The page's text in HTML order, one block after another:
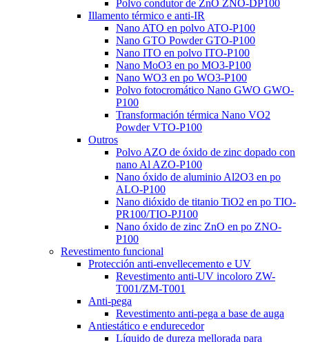
Polvo condutor de ZnO ZNO-DP100
Illamento térmico e anti-IR
Nano ATO en polvo ATO-P100
Nano GTO Powder GTO-P100
Nano ITO en polvo ITO-P100
Nano MoO3 en po MO3-P100
Nano WO3 en po WO3-P100
Polvo fotocromático Nano GWO GWO-
P100
Transformación térmica Nano VO2
Powder VTO-P100
Outros
Polvo AZO de óxido de zinc dopado con
nano Al AZO-P100
Nano óxido de aluminio Al2O3 en po
ALO-P100
Nano dióxido de titanio TiO2 en po TIO-
PR100/TIO-PJ100
Nano óxido de zinc ZnO en po ZNO-
P100
Revestimento funcional
Protección anti-envellecemento e UV
Revestimento anti-UV incoloro ZW-
T001/ZM-T001
Anti-pega
Revestimento anti-pega a base de auga
Antiestático e endurecedor
Líquido de dureza mellorada para